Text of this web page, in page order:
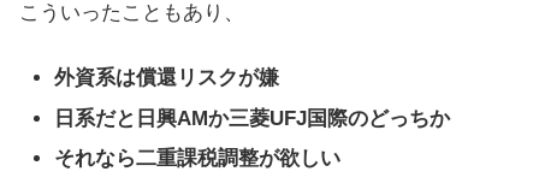
こういったこともあり、
外資系は償還リスクが嫌
日系だと日興AMか三菱UFJ国際のどっちか
それなら二重課税調整が欲しい